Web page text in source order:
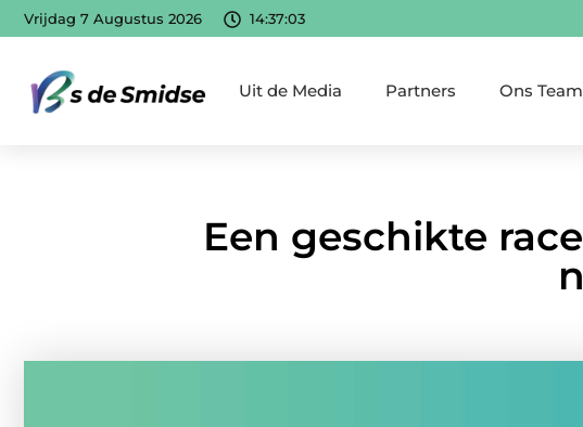
Vrijdag 7 Augustus 2026 14:37:05
Uit de Media Partners Ons
Een geschikte